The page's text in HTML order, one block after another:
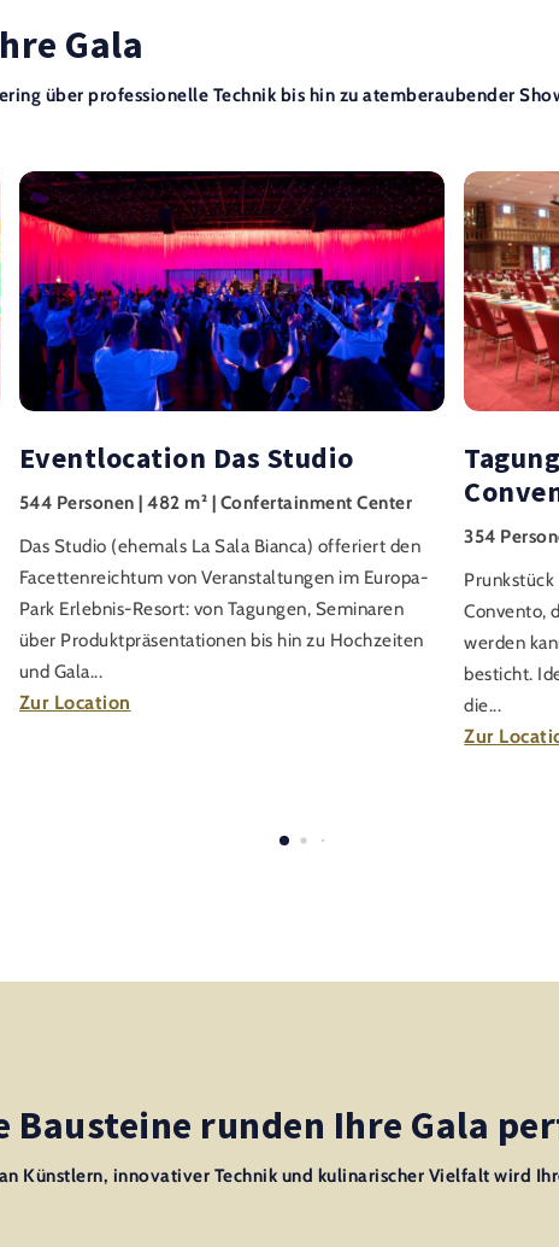
Gala
über professionelle Technik bis hin zu atemberaubender
Eventlocation Das Studio
544 Personen | 482 m² | Confertainment Center
Das Studio (ehemals La Sala Bianca) offeriert den
Facettenreichtum von Veranstaltungen im Europa-
Park Erlebnis-Resort: von Tagungen, Seminaren
über Produktpräsentationen bis hin zu Hochzeiten
und Gala...
Zur Location
354
Prunkstück
Convento,
werden
besticht.
die...
Zur
Bausteine runden Ihre Gala
Künstlern, innovativer Technik und kulinarischer Vielfalt wird